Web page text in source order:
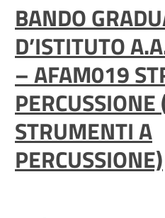
BANDO
D’ISTITUTO
– AFAM019
STRUMENTI A
PERCUSSIONE)